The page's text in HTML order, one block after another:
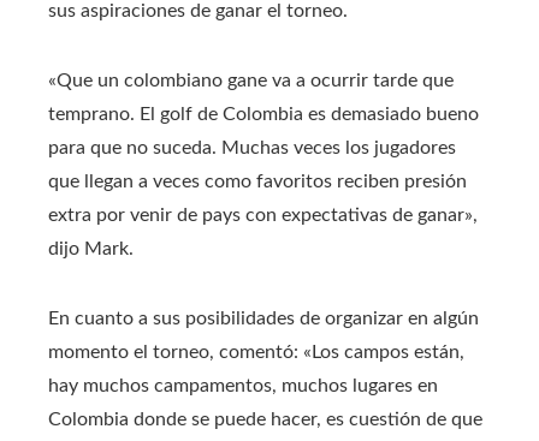
sus aspiraciones de ganar el torneo.
«Que un colombiano gane va a ocurrir tarde que
temprano. El golf de Colombia es demasiado bueno
para que no suceda. Muchas veces los jugadores
que llegan a veces como favoritos reciben presión
extra por venir de pays con expectativas de ganar»,
dijo Mark.
En cuanto a sus posibilidades de organizar en algún
momento el torneo, comentó: «Los campos están,
hay muchos campamentos, muchos lugares en
Colombia donde se puede hacer, es cuestión de que